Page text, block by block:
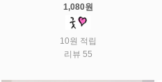
1,080원
10원 적립
리뷰 55